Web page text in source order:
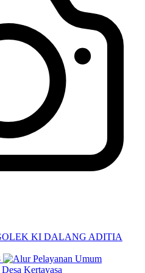
Desa Kertayasa